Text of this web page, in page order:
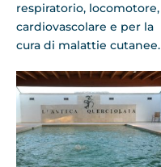
respiratorio, locomotore,
cardiovascolare e per la
cura di malattie cutanee.